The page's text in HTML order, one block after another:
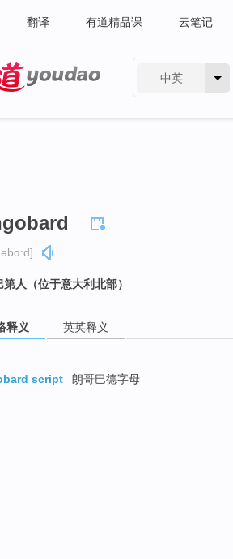
翻译 有道精品课 云笔记
中英
人（位于意大利北部）
释义 英英释义
script
朗哥巴德字母